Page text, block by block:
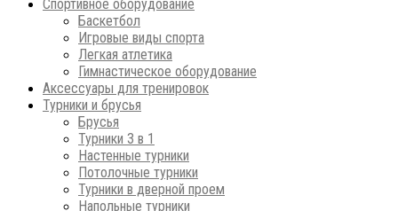
Спортивное оборудование
Баскетбол
Игровые виды спорта
Легкая атлетика
Гимнастическое оборудование
Аксессуары для тренировок
Турники и брусья
Брусья
Турники 3 в 1
Настенные турники
Потолочные турники
Турники в дверной проем
Напольные турники